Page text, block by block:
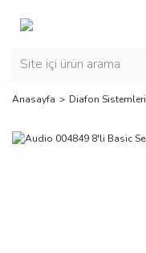
Anasayfa Diafon Sistemleri